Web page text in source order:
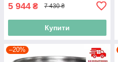
5 944 ₴ 7 430 ₴
Купити
–20%